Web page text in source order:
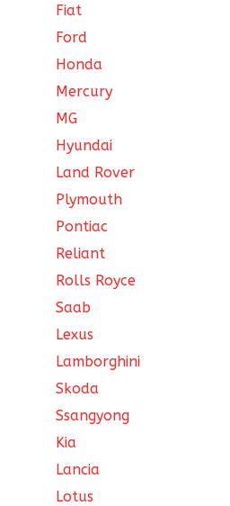
Fiat
Ford
Honda
Mercury
MG
Hyundai
Land Rover
Plymouth
Pontiac
Reliant
Rolls Royce
Saab
Lexus
Lamborghini
Skoda
Ssangyong
Kia
Lancia
Lotus